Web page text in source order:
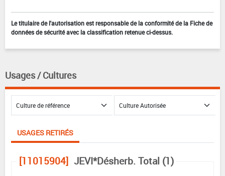
Le titulaire de l'autorisation est responsable de la conformité de la Fiche de
données de sécurité avec la classification retenue ci-dessus.
Usages / Cultures
USAGES RETIRÉS
[11015904] JEVI*Désherb. Total (1)